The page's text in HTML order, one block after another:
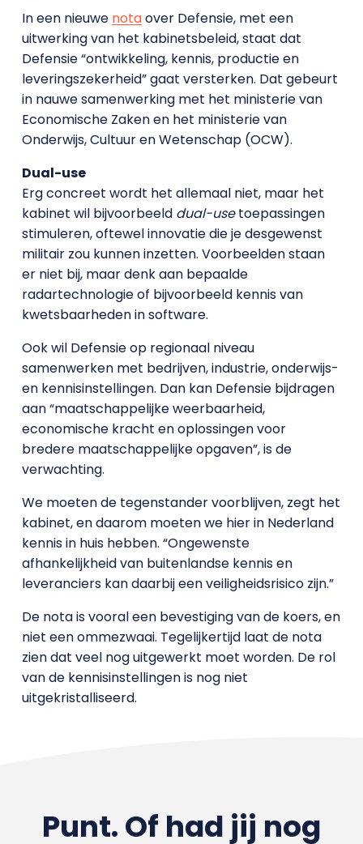
In een nieuwe notaover Defensie, met een
uitwerking van het kabinetsbeleid, staat dat
Defensie “ontwikkeling, kennis, productie en
leveringszekerheid” gaat versterken. Dat gebeurt
in nauwe samenwerking met het ministerie van
Economische Zaken en het ministerie van
Onderwijs, Cultuur en Wetenschap (OCW).
Dual-use
Erg concreet wordt het allemaal niet, maar het
kabinet wil bijvoorbeeld dual-usetoepassingen
stimuleren, oftewel innovatie die je desgewenst
militair zou kunnen inzetten. Voorbeelden staan
er niet bij, maar denk aan bepaalde
radartechnologie of bijvoorbeeld kennis van
kwetsbaarheden in software.
Ook wil Defensie op regionaal niveau
samenwerken met bedrijven, industrie, onderwijs-
en kennisinstellingen. Dan kan Defensie bijdragen
aan “maatschappelijke weerbaarheid,
economische kracht en oplossingen voor
bredere maatschappelijke opgaven”, is de
verwachting.
We moeten de tegenstander voorblijven, zegt het
kabinet, en daarom moeten we hier in Nederland
kennis in huis hebben. “Ongewenste
afhankelijkheid van buitenlandse kennis en
leveranciers kan daarbij een veiligheidsrisico zijn.”
De nota is vooral een bevestiging van de koers, en
niet een ommezwaai. Tegelijkertijd laat de nota
zien dat veel nog uitgewerkt moet worden. De rol
van de kennisinstellingen is nog niet
uitgekristalliseerd.
Punt. Of had jij nog